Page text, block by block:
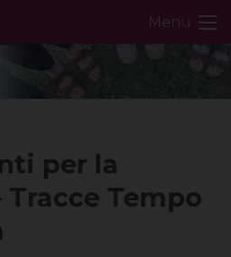
Menu
per la
Tracce Tempo